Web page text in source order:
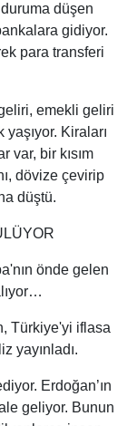
düşen
gidiyor.
para transferi
emekli geliri
Kiraları
var, bir kısım
dövize çevirip
düştü.
önde gelen
Türkiye'yi iflasa
yayınladı.
Erdoğan’ın
geliyor. Bunun